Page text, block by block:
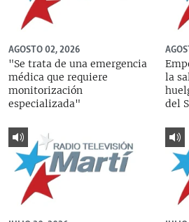
AGOSTO 02, 2026
"Se trata de una emergencia
médica que requiere
monitorización
especializada"
la
del